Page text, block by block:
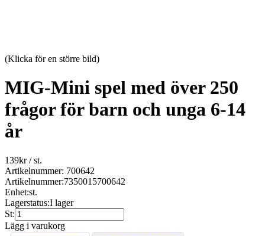
(Klicka för en större bild)
MIG-Mini spel med över 250
frågor för barn och unga 6-14
år
139kr/ st.
Artikelnummer: 700642
Artikelnummer:7350015700642
Enhet:st.
Lagerstatus:I lager
St:
Lägg i varukorg